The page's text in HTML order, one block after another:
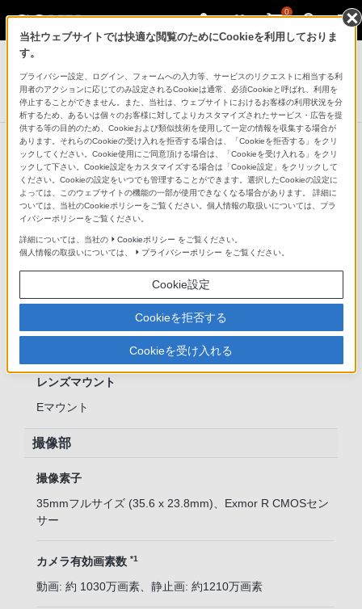
0
プロフェッショナルカムコーダー
プロフェッショナルカムコーダー
[生産完了] FX3（ILME-FX3）
他の商品と比較する
●：対応 -：該当なし
仕様表
レンズマウント
Eマウント
撮像部
撮像素子
35mmフルサイズ (35.6 x 23.8mm)、Exmor R CMOSセン
サー
カメラ有効画素数 *1
動画: 約 1030万画素、静止画: 約1210万画素
当社ウェブサイトでは快適な閲覧のためにCookieを利用しておりま
す。
プライバシー設定、ログイン、フォームへの入力等、サービスのリクエストに相当する利
用者のアクションに応じてのみ設定されるCookieは通常、必須Cookieと呼ばれ、利用を
停止することができません。また、当社は、ウェブサイトにおけるお客様の利用状況を分
析するため、あるいは個々のお客様に対してよりカスタマイズされたサービス・広告を提
供する等の目的のため、Cookieおよび類似技術を使用して一定の情報を収集する場合が
あります。それらのCookieの受け入れを拒否する場合は、「Cookieを拒否する」をクリ
ックしてください。Cookie使用にご同意頂ける場合は、「Cookieを受け入れる」をクリ
ックして下さい。Cookie設定をカスタマイズする場合は「Cookie設定」をクリックして
ください。Cookieの設定をいつでも管理することができます。選択したCookieの設定に
よっては、このウェブサイトの機能の一部が使用できなくなる場合があります。 詳細に
ついては、当社のCookieポリシーをご覧ください。個人情報の取扱いについては、プラ
イバシーポリシーをご覧ください。
詳細については、当社の Cookieポリシー をご覧ください。
個人情報の取扱いについては、
プライバシーポリシー をご覧ください。
Cookie設定
Cookieを拒否する
Cookieを受け入れる